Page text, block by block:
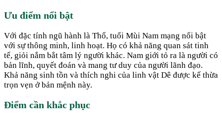
Ưu điểm nổi bật
Với đặc tính ngũ hành là Thổ, tuổi Mùi Nam mạng nổi bật
với sự thông minh, linh hoạt. Họ có khả năng quan sát tinh
tế, giỏi nắm bắt tâm lý người khác. Nam giới tỏ ra là người có
bản lĩnh, quyết đoán và mang tư duy của người lãnh đạo.
Khả năng sinh tồn và thích nghi của linh vật Dê được kế thừa
trọn vẹn ở bản mệnh này.
Điểm cần khắc phục